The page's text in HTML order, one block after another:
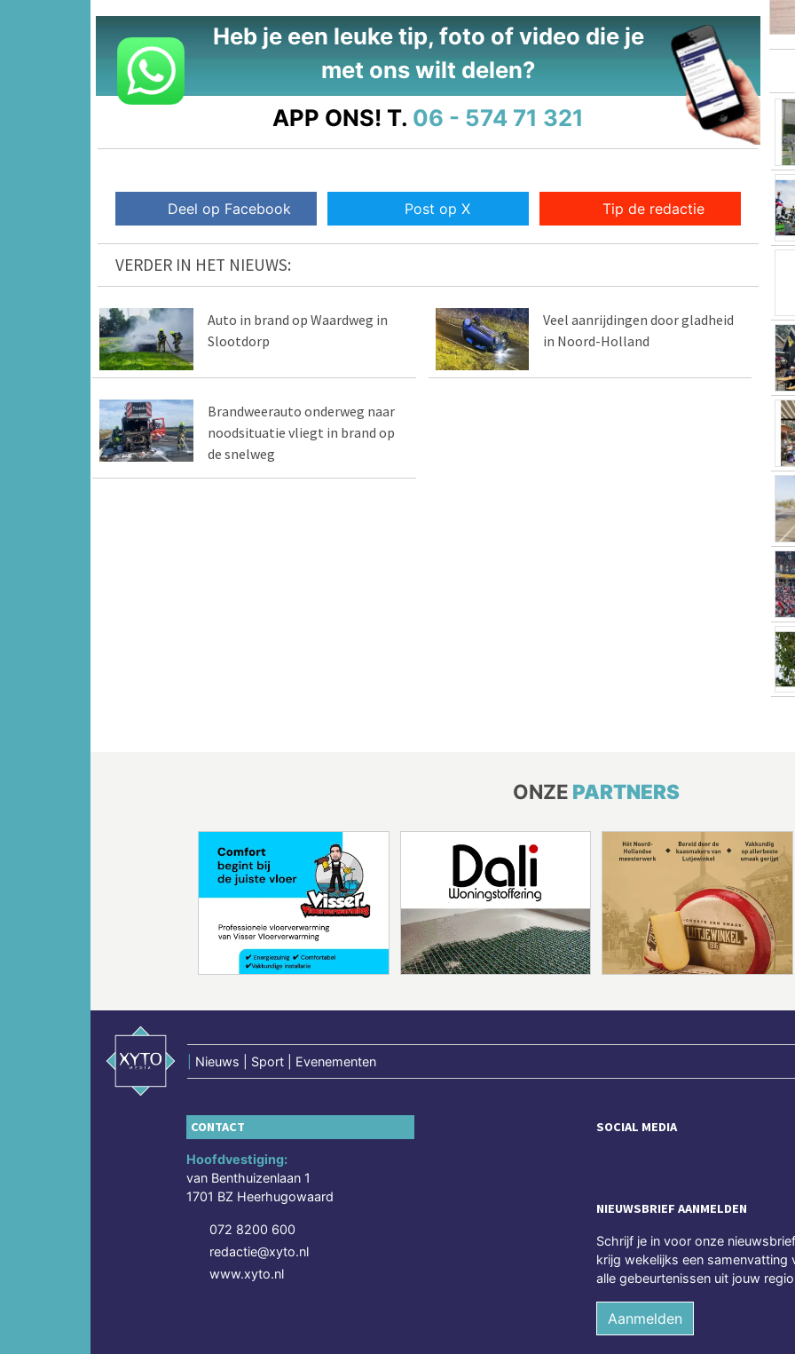
Heb je een leuke tip, foto of video die je
met ons wilt delen?
APP ONS! T. 06 - 574 71 321
Deel op Facebook Post op X Tip de redactie
VERDER IN HET NIEUWS:
Auto in brand op Waardweg in
Slootdorp
Veel aanrijdingen door gladheid
in Noord-Holland
Brandweerauto onderweg naar
noodsituatie vliegt in brand op
de snelweg
ONZE PARTNERS
Nieuws | Sport | Evenementen
CONTACT
Hoofdvestiging:
van Benthuizenlaan 1
1701 BZ Heerhugowaard
072 8200 600
redactie@xyto.nl
www.xyto.nl
SOCIAL MEDIA
NIEUWSBRIEF AANMELDEN
Schrijf je in voor onze
krijg wekelijks een samenvatting
alle gebeurtenissen uit jouw
Aanmelden